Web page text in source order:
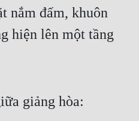
nắm đấm, khuôn
hiện lên một tầng
giảng hòa: